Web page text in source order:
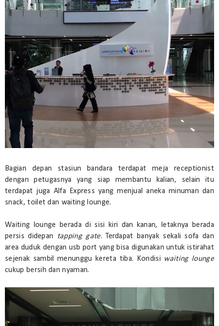
Bagian depan stasiun bandara terdapat meja receptionist
dengan petugasnya yang siap membantu kalian, selain itu
terdapat juga Alfa Express yang menjual aneka minuman dan
snack, toilet dan waiting lounge.
Waiting lounge berada di sisi kiri dan kanan, letaknya berada
persis didepan
tapping gate. Terdapat banyak sekali sofa dan
area duduk dengan usb port yang bisa digunakan untuk istirahat
sejenak sambil menunggu kereta tiba. Kondisi waiting lounge
cukup bersih dan nyaman.